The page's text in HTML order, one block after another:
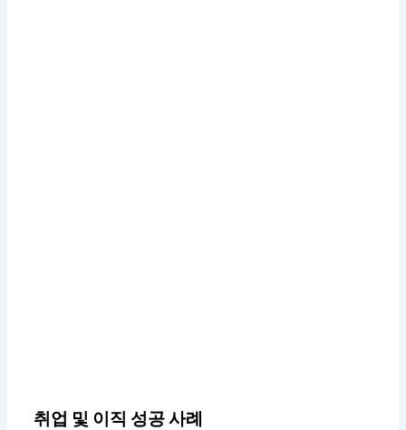
취업 및 이직 성공 사례